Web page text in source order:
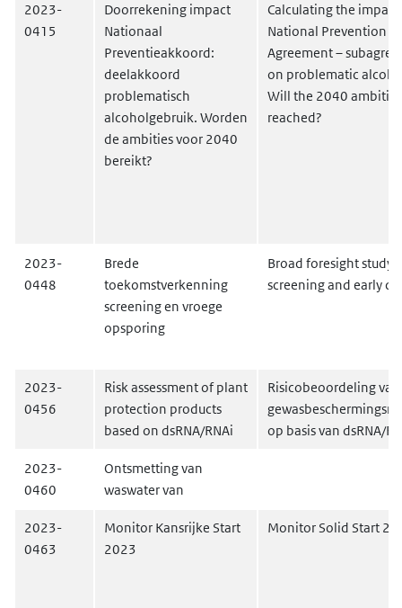
2023-
0415
Doorrekening impact
Nationaal
Preventieakkoord:
deelakkoord
problematisch
alcoholgebruik. Worden
de ambities voor 2040
bereikt?
Calculating the
National Prevention
Agreement –
on problematic
Will the 2040
reached?
2023-
0448
Brede
toekomstverkenning
screening en vroege
opsporing
Broad foresight study
screening and early
2023-
0456
Risk assessment of plant
protection products
based on dsRNA/RNAi
Risicobeoordeling van
op basis van dsRNA/
2023-
0460
Ontsmetting van
waswater van
2023-
0463
Monitor Kansrijke Start
2023
Monitor Solid Start